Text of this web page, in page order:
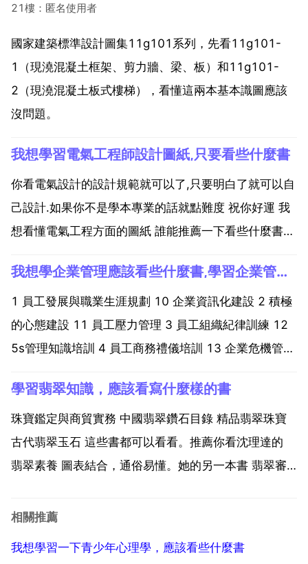
21樓：匿名使用者
國家建築標準設計圖集11g101系列，先看11g101-
1（現澆混凝土框架、剪力牆、梁、板）和11g101-
2（現澆混凝土板式樓梯），看懂這兩本基本識圖應該
沒問題。
我想學習電氣工程師設計圖紙,只要看些什麼書
你看電氣設計的設計規範就可以了,只要明白了就可以自
己設計.如果你不是學本專業的話就點難度 祝你好運 我
想看懂電氣工程方面的圖紙 誰能推薦一下看些什麼書
識圖入門 電氣工人識圖100例 新電工識圖 新標準電氣
識圖 建築電氣識圖教材 等 看你是建築電氣還...
我想學企業管理應該看些什麼書,學習企業管理需要看哪些書
1 員工發展與職業生涯規劃 10 企業資訊化建設 2 積極
的心態建設 11 員工壓力管理 3 員工組織紀律訓練 12
5s管理知識培訓 4 員工商務禮儀培訓 13 企業危機管理
寫作與文件管理 15 管理學基礎理論培訓 7 目標管理與
工作的計...
學習翡翠知識，應該看寫什麼樣的書
珠寶鑑定與商貿實務 中國翡翠鑽石目錄 精品翡翠珠寶
古代翡翠玉石 這些書都可以看看。推薦你看沈理達的
翡翠素養 圖表結合，通俗易懂。她的另一本書 翡翠審
辨別方法 假皮類 此類做假的原因很多，而欺騙性也較
相關推薦
我想學習一下青少年心理學，應該看些什麼書